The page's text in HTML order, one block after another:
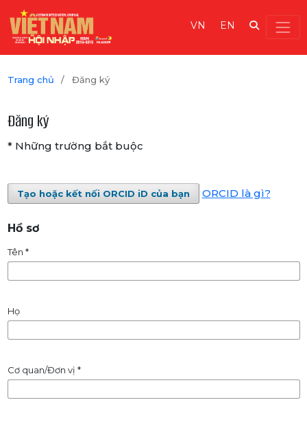
VN EN
Trang chủ / Đăng ký
Đăng ký
* Những trường bắt buộc
Tạo hoặc kết nối ORCID iD của bạn ORCID là gì?
Hồ sơ
Tên *
Họ
Cơ quan/Đơn vị *